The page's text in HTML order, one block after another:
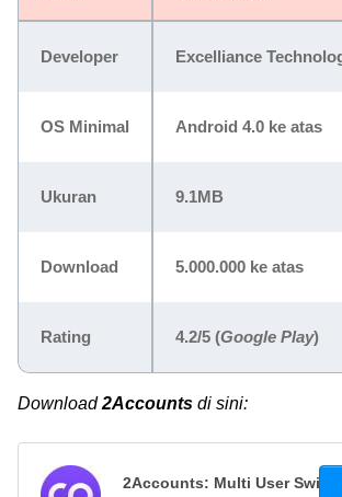
Developer Excelliance
OS Minimal Android 4.0 ke atas
Ukuran 9.1MB
Download 5.000.000 ke atas
Rating 4.2/5 (Google Play)
Download2Accounts di sini:
2Accounts: Multi User Switch